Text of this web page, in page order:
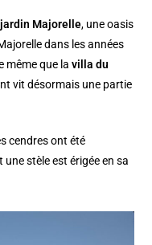
jardin Majorelle, une oasis
dans les années
même que lavilla du
vit désormais une partie
cendres ont été
stèle est érigée en sa